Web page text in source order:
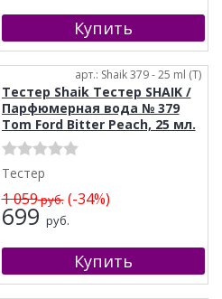
арт.: Shaik 379 - 25 ml (T)
Тестер Shaik Тестер SHAIK /
Парфюмерная вода № 379
Tom Ford Bitter Peach, 25 мл.
Тестер
1 059руб.(-34%)
699 руб.